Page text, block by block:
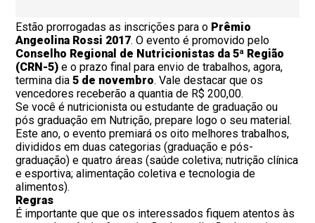
Estão prorrogadas as inscrições para o Prêmio
Angeolina Rossi 2017. O evento é promovido pelo
Conselho Regional de Nutricionistas da 5ª Região
(CRN-5)e o prazo final para envio de trabalhos, agora,
termina dia5 de novembro. Vale destacar que os
vencedores receberão a quantia de R$ 200,00.
Se você é nutricionista ou estudante de graduação ou
pós graduação em Nutrição, prepare logo o seu material.
Este ano, o evento premiará os oito melhores trabalhos,
divididos em duas categorias (graduação e pós-
graduação) e quatro áreas (saúde coletiva; nutrição clínica
e esportiva; alimentação coletiva e tecnologia de
alimentos).
Regras
É importante que que os interessados fiquem atentos às